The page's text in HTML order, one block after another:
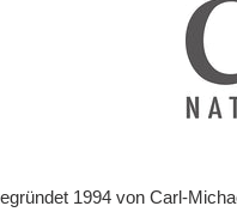
1994 von Carl-